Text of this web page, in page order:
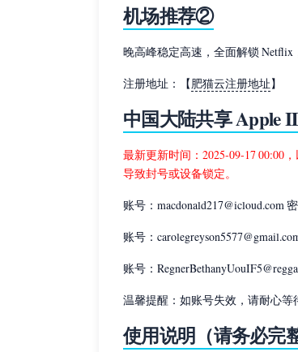
机场推荐②
晚高峰稳定高速，全面解锁 Netflix
注册地址：【肥猫云注册地址】
中国大陆共享 Apple
最新更新时间：2025-09-17 00:00
导致封号或设备锁定。
账号：macdonald217@icloud.com
账号：
账号：
温馨提醒：如账号失效，请耐心等
使用说明（请务必完